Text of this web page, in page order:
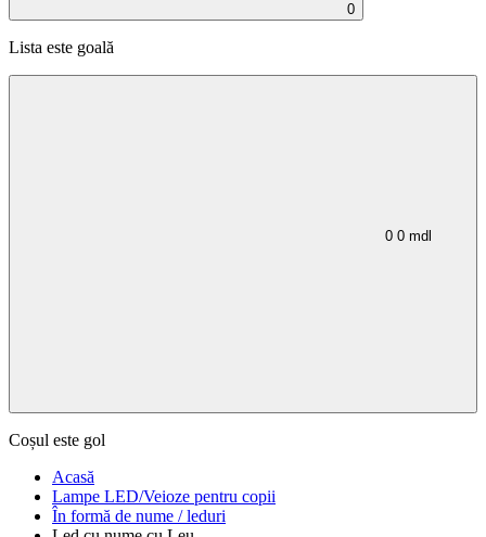
0
Lista este goală
0 0 mdl
Coșul este gol
Acasă
Lampe LED/Veioze pentru copii
În formă de nume / leduri